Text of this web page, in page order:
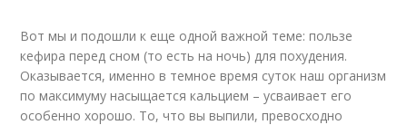
Вот мы и подошли к еще одной важной теме: пользе
кефира перед сном (то есть на ночь) для похудения.
Оказывается, именно в темное время суток наш организм
по максимуму насыщается кальцием – усваивает его
особенно хорошо. То, что вы выпили, превосходно